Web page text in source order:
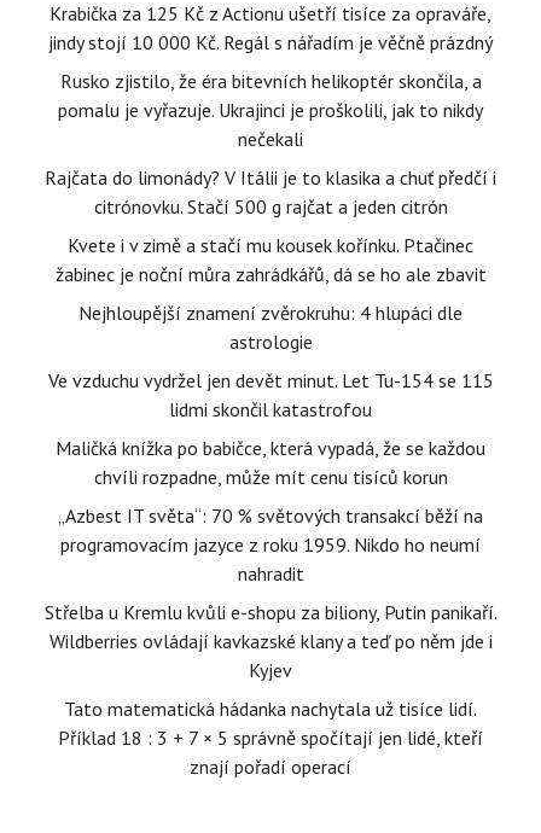
Krabička za 125 Kč z Actionu ušetří tisíce za opraváře,
jindy stojí 10 000 Kč. Regál s nářadím je věčně prázdný
Rusko zjistilo, že éra bitevních helikoptér skončila, a
pomalu je vyřazuje. Ukrajinci je proškolili, jak to nikdy
nečekali
Rajčata do limonády? V Itálii je to klasika a chuť předčí i
citrónovku. Stačí 500 g rajčat a jeden citrón
Kvete i v zimě a stačí mu kousek kořínku. Ptačinec
žabinec je noční můra zahrádkářů, dá se ho ale zbavit
Nejhloupější znamení zvěrokruhu: 4 hlupáci dle
astrologie
Ve vzduchu vydržel jen devět minut. Let Tu-154 se 115
lidmi skončil katastrofou
Maličká knížka po babičce, která vypadá, že se každou
chvíli rozpadne, může mít cenu tisíců korun
„Azbest IT světa“: 70 % světových transakcí běží na
programovacím jazyce z roku 1959. Nikdo ho neumí
nahradit
Střelba u Kremlu kvůli e-shopu za biliony, Putin panikaří.
Wildberries ovládají kavkazské klany a teď po něm jde i
Kyjev
Tato matematická hádanka nachytala už tisíce lidí.
Příklad 18 : 3 + 7 × 5 správně spočítají jen lidé, kteří
znají pořadí operací